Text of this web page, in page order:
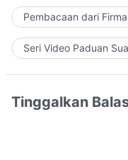
Pembacaan dari
Seri Video Paduan
Tinggalkan